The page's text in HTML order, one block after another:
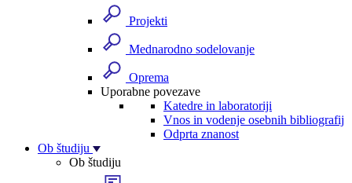
Projekti
Mednarodno sodelovanje
Oprema
Uporabne povezave
Katedre in laboratoriji
Vnos in vodenje osebnih bibliografij
Odprta znanost
Ob študiju
Ob študiju